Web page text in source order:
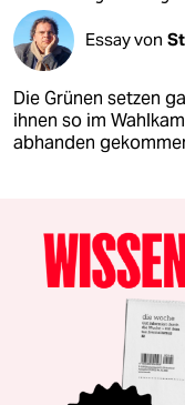
Essay von
Die Grünen setzen
ihnen so im
abhanden